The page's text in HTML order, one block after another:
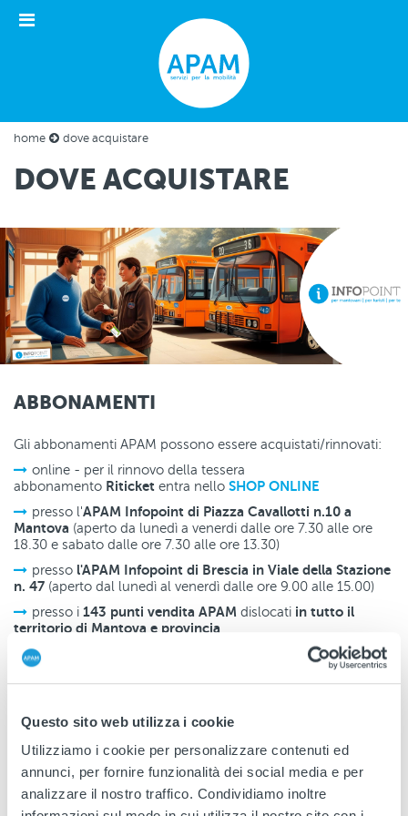
Questo sito web utilizza i cookie
Utilizziamo i cookie per personalizzare contenuti ed
annunci, per fornire funzionalità dei social media e per
analizzare il nostro traffico. Condividiamo inoltre
Apri
il
home dove acquistare
DOVE ACQUISTARE
placeholder
immagine
per
pagina
Acquistare
ABBONAMENTI
Gli abbonamenti APAM possono essere acquistati/rinnovati:
online - per il rinnovo della tessera
abbonamento Riticket entra nello SHOP ONLINE
presso l'APAM Infopoint di Piazza Cavallotti n.10 a
Mantova (aperto da lunedì a venerdi dalle ore 7.30 alle ore
18.30 e sabato dalle ore 7.30 alle ore 13.30)
presso l'APAM Infopoint di Brescia in Viale della Stazione
n. 47 (aperto dal lunedì al venerdì dalle ore 9.00 alle 15.00)
presso i 143 punti vendita APAM dislocati in tutto il
territorio di Mantova e provincia
TITOLI DI VIAGGIO
I titoli di viaggio urbani e interurbani (biglietti o carnet)
possono essere acquistati o ricaricati presso:
l'APAM Infopoint di Piazza Cavallotti n.10 a Mantova
(aperto da lunedì a venerdi dalle ore 7.30 alle ore 18.30 e
sabato dalle ore 7.30 alle ore 13.30)